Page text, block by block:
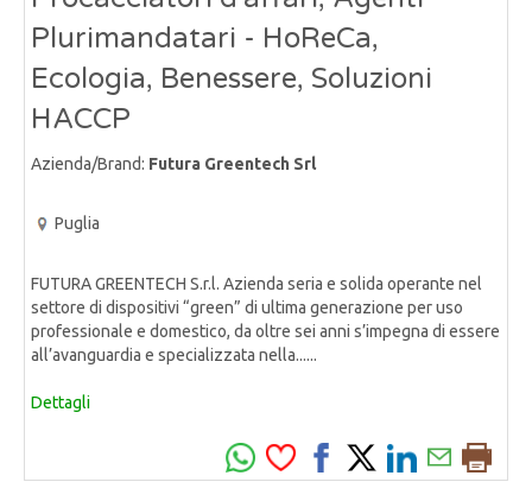
Plurimandatari - HoReCa,
Ecologia, Benessere, Soluzioni
HACCP
Azienda/Brand: Futura Greentech Srl
Puglia
FUTURA GREENTECH S.r.l. Azienda seria e solida operante nel
settore di dispositivi “green” di ultima generazione per uso
professionale e domestico, da oltre sei anni s’impegna di essere
all’avanguardia e specializzata nella......
Dettagli